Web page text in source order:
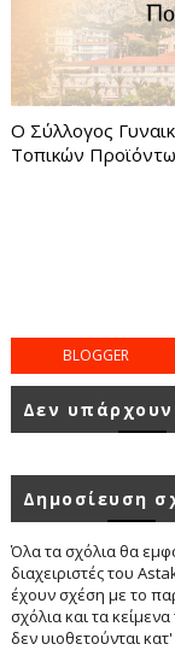
Ο Σύλλογος
Τοπικών
BLOGGER
Δεν
Δημοσίευση
Όλα τα σχόλια θα
διαχειριστές του
έχουν σχέση με το
σχόλια και τα
δεν υιοθετούνται